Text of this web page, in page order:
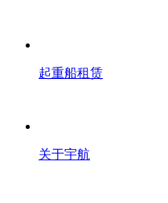
起重船租赁
关于宇航